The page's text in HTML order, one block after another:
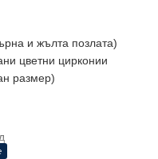
и жълта позлата)
цветни цирконии
размер)